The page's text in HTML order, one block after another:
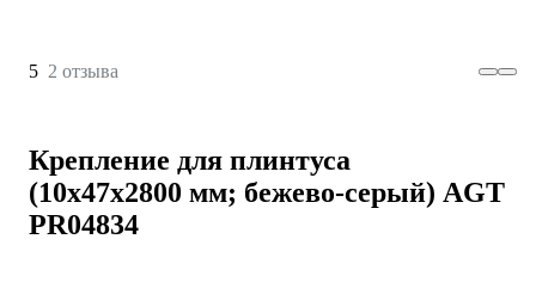
5 2 отзыва
Крепление для плинтуса
(10х47х2800 мм; бежево-серый) AGT
PR04834